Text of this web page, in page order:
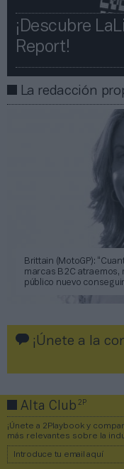
¡Descubre
Report!​​
La redacción
Brittain (MotoGP):
marcas B2C atraemos,
público nuevo
¡Únete a la
Alta Club2P
¡Únete a 2Playbook y
más relevantes sobre la